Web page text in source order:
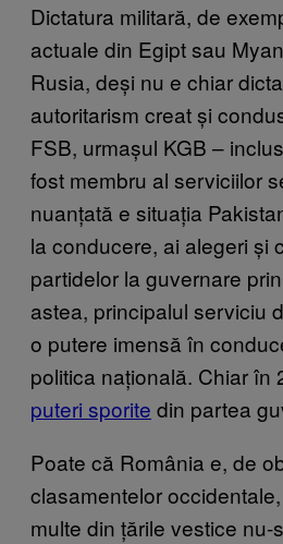
Dictatura militară, de
actuale din Egipt sau
Rusia, deși nu e chiar
autoritarism creat și
FSB, urmașul KGB –
fost membru al serviciilor
nuanțată e situația
la conducere, ai alegeri și
partidelor la guvernare
astea, principalul serviciu
o putere imensă în
politica națională. Chiar în
puteri sporite din partea
Poate că România e, de
clasamentelor
multe din țările vestice nu-